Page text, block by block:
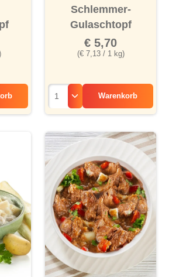
Bewertung von 4.4 von 5 Sternen
Durchschnittliche
Schlemmer-
Gulaschtopf
(€ 7,13 / 1 kg)
€ 5,70
Warenkorb